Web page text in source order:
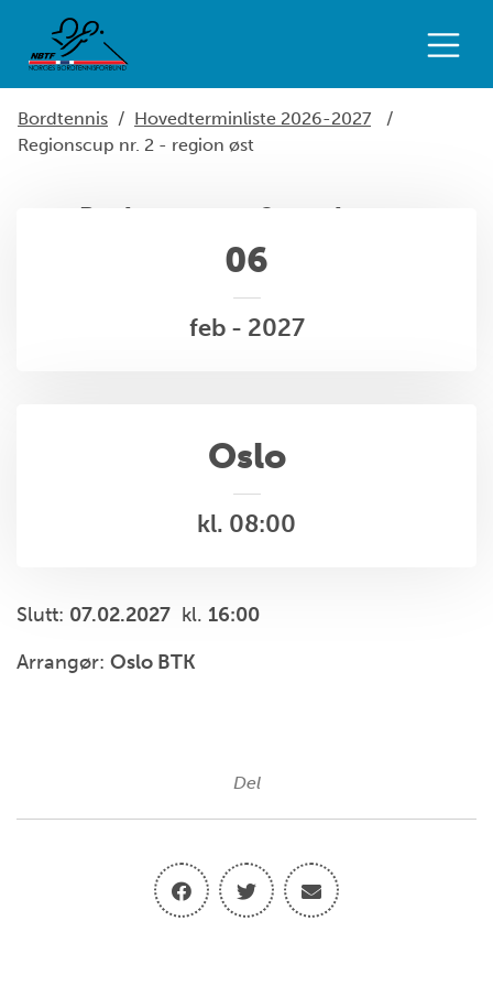
Bordtennis / Hovedterminliste 2026-2027
/
Regionscup nr. 2 - region øst
Regionscup nr. 2 - region øst
06
feb - 2027
Oslo
kl. 08:00
Slutt: 07.02.2027 kl. 16:00
Arrangør: Oslo BTK
Del